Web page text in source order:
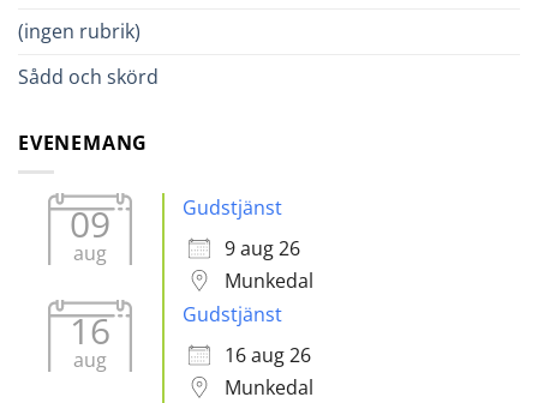
(ingen rubrik)
Sådd och skörd
EVENEMANG
09
aug
Gudstjänst
9 aug 26
Munkedal
16
aug
Gudstjänst
16 aug 26
Munkedal